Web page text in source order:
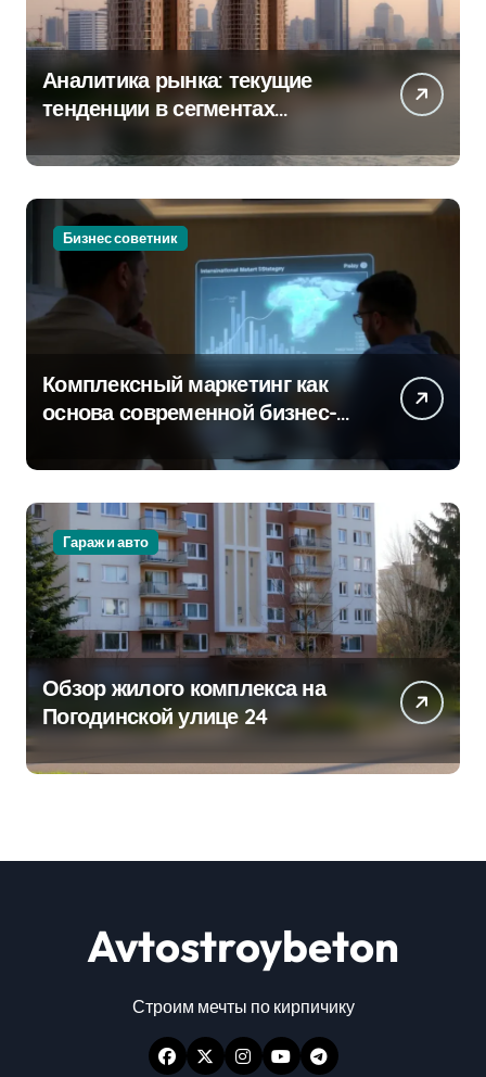
Аналитика рынка: текущие
тенденции в сегментах
Бизнес советник
Комплексный маркетинг как
основа современной бизнес-
Гараж и авто
Обзор жилого комплекса на
Погодинской улице 24
Avtostroybeton
Строим мечты по кирпичику